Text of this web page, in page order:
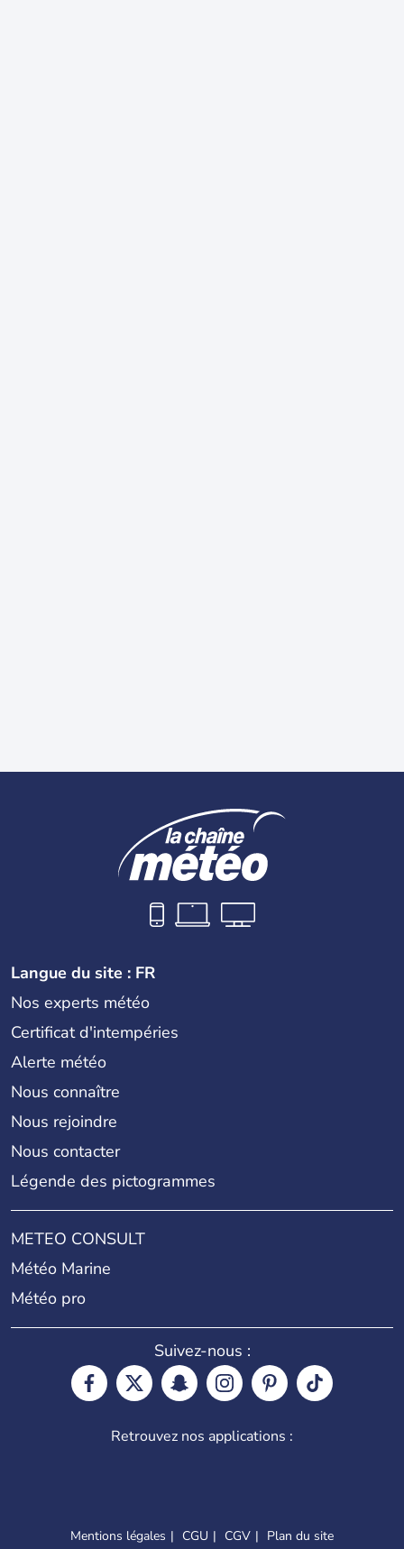
Langue du site : FR
Nos experts météo
Certificat d'intempéries
Alerte météo
Nous connaître
Nous rejoindre
Nous contacter
Légende des pictogrammes
METEO CONSULT
Météo Marine
Météo pro
Suivez-nous :
Retrouvez nos applications :
Mentions légales CGU CGV Plan du site